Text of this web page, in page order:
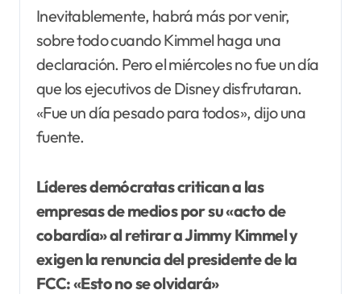
Inevitablemente, habrá más por venir,
sobre todo cuando Kimmel haga una
declaración. Pero el miércoles no fue un día
que los ejecutivos de Disney disfrutaran.
«Fue un día pesado para todos», dijo una
fuente.
Líderes demócratas critican a las
empresas de medios por su «acto de
cobardía» al retirar a Jimmy Kimmel y
exigen la renuncia del presidente de la
FCC: «Esto no se olvidará»